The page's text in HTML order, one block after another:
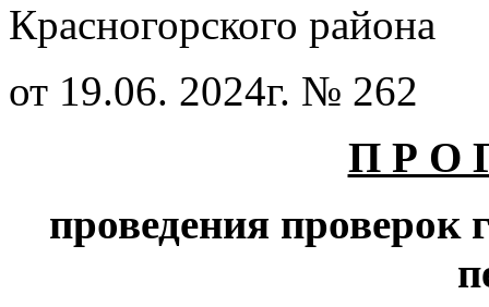
Красногорского района
от 19.06. 2024г. № 262
П Р О
проведения проверок